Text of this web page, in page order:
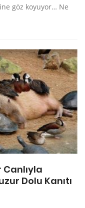
göz koyuyor… Ne
Canlıyla
Dolu Kanıtı